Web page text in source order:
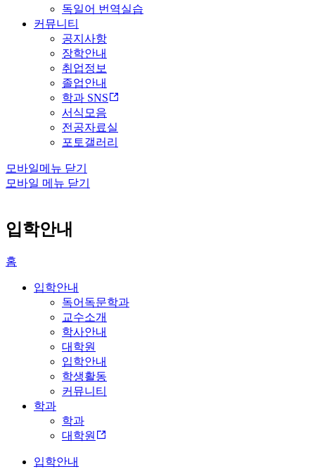
독일어 번역실습
커뮤니티
공지사항
장학안내
취업정보
졸업안내
학과 SNS
서식모음
전공자료실
포토갤러리
모바일메뉴 닫기
모바일 메뉴 닫기
입학안내
홈
입학안내
독어독문학과
교수소개
학사안내
대학원
입학안내
학생활동
커뮤니티
학과
학과
대학원
입학안내